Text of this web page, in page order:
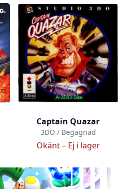
Captain Quazar
3DO / Begagnad
Okänt – Ej i lager